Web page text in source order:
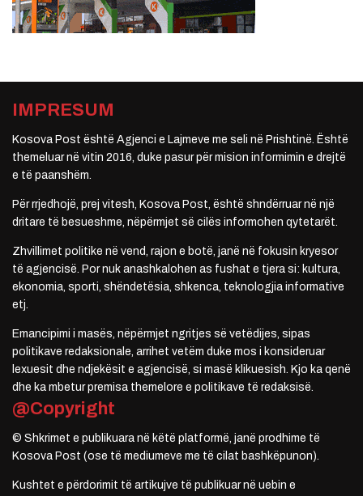
IMPRESUM
Kosova Post është Agjenci e Lajmeve me seli në Prishtinë. Është
themeluar në vitin 2016, duke pasur për mision informimin e drejtë
e të paanshëm.
Për rrjedhojë, prej vitesh, Kosova Post, është shndërruar në një
dritare të besueshme, nëpërmjet së cilës informohen qytetarët.
Zhvillimet politike në vend, rajon e botë, janë në fokusin kryesor
të agjencisë. Por nuk anashkalohen as fushat e tjera si: kultura,
ekonomia, sporti, shëndetësia, shkenca, teknologjia informative
etj.
Emancipimi i masës, nëpërmjet ngritjes së vetëdijes, sipas
politikave redaksionale, arrihet vetëm duke mos i konsideruar
lexuesit dhe ndjekësit e agjencisë, si masë klikuesish. Kjo ka qenë
dhe ka mbetur premisa themelore e politikave të redaksisë.
@Copyright
© Shkrimet e publikuara në këtë platformë, janë prodhime të
Kosova Post (ose të mediumeve me të cilat bashkëpunon).
Kushtet e përdorimit të artikujve të publikuar në uebin e